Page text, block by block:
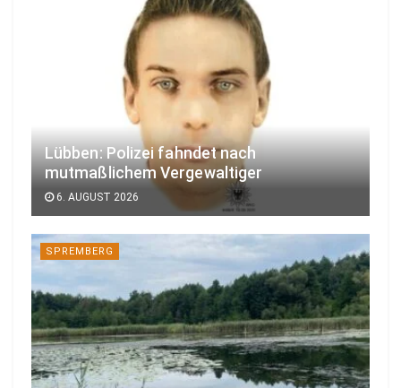
Lübben: Polizei fahndet nach
mutmaßlichem Vergewaltiger
6. AUGUST 2026
SPREMBERG